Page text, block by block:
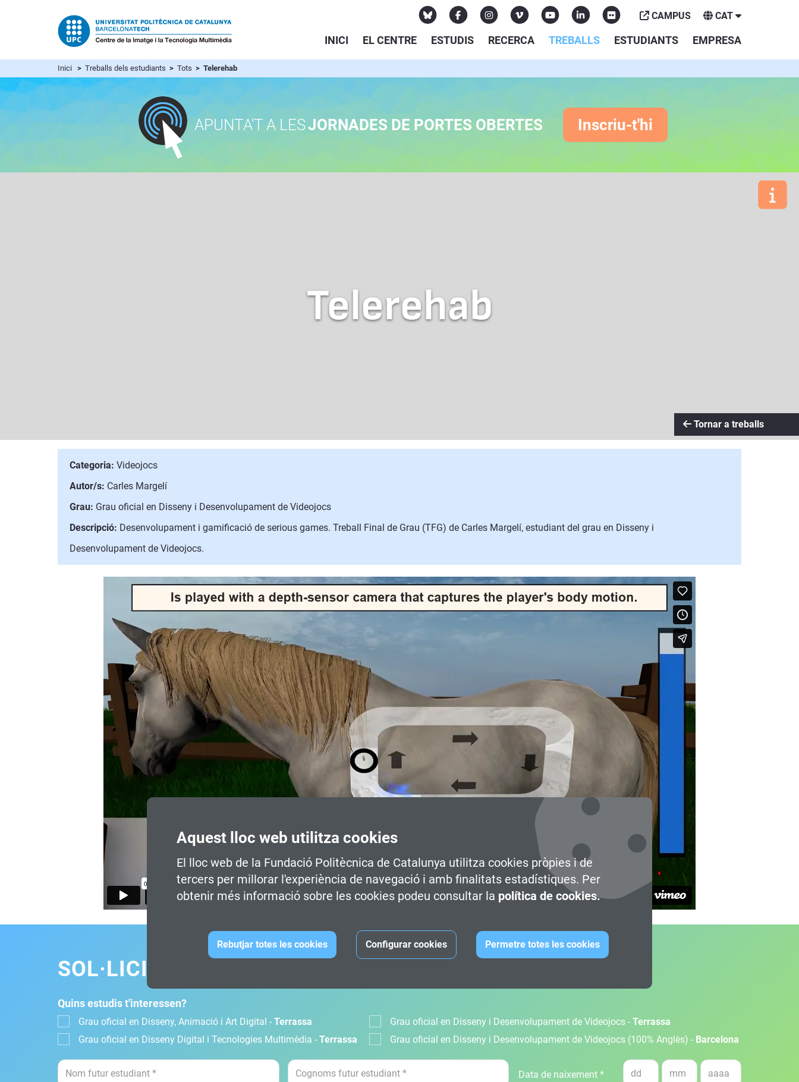
Aquest lloc web utilitza cookies
El lloc web de la Fundació Politècnica de Catalunya utilitza cookies pròpies i de
tercers per millorar l'experiència de navegació i amb finalitats estadístiques. Per
obtenir més informació sobre les cookies podeu consultar la política de cookies.
Rebutjar totes les cookies Configurar cookies Permetre totes les cookies
INICI EL CENTRE ESTUDIS RECERCA TREBALLS ESTUDIANTS EMPRESA
CAMPUS CAT
Inici > Treballs dels estudiants > Tots > Telerehab
APUNTA'T A LESJORNADES DE PORTES OBERTES Inscriu-t'hi
Telerehab
Tornar a treballs
Categoria: Videojocs
Autor/s: Carles Margelí
Grau: Grau oficial en Disseny i Desenvolupament de Videojocs
Descripció: Desenvolupament i gamificació de serious games. Treball Final de Grau (TFG) de Carles Margelí, estudiant del grau en Disseny i
Desenvolupament de Videojocs.
SOL·LICITA INFORMACIÓ
Quins estudis t'interessen?
Grau oficial en Disseny, Animació i Art Digital - Terrassa
Grau oficial en Disseny Digital i Tecnologies Multimèdia - Terrassa
Grau oficial en Disseny i Desenvolupament de Videojocs - Terrassa
Grau oficial en Disseny i Desenvolupament de Videojocs (100% Anglès) - Barcelona
Data de naixement *